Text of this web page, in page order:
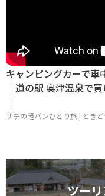
キャンピングカーで車
｜道の駅 奥津温泉で
｜
サチの軽バンひとり旅 | とき
ツー